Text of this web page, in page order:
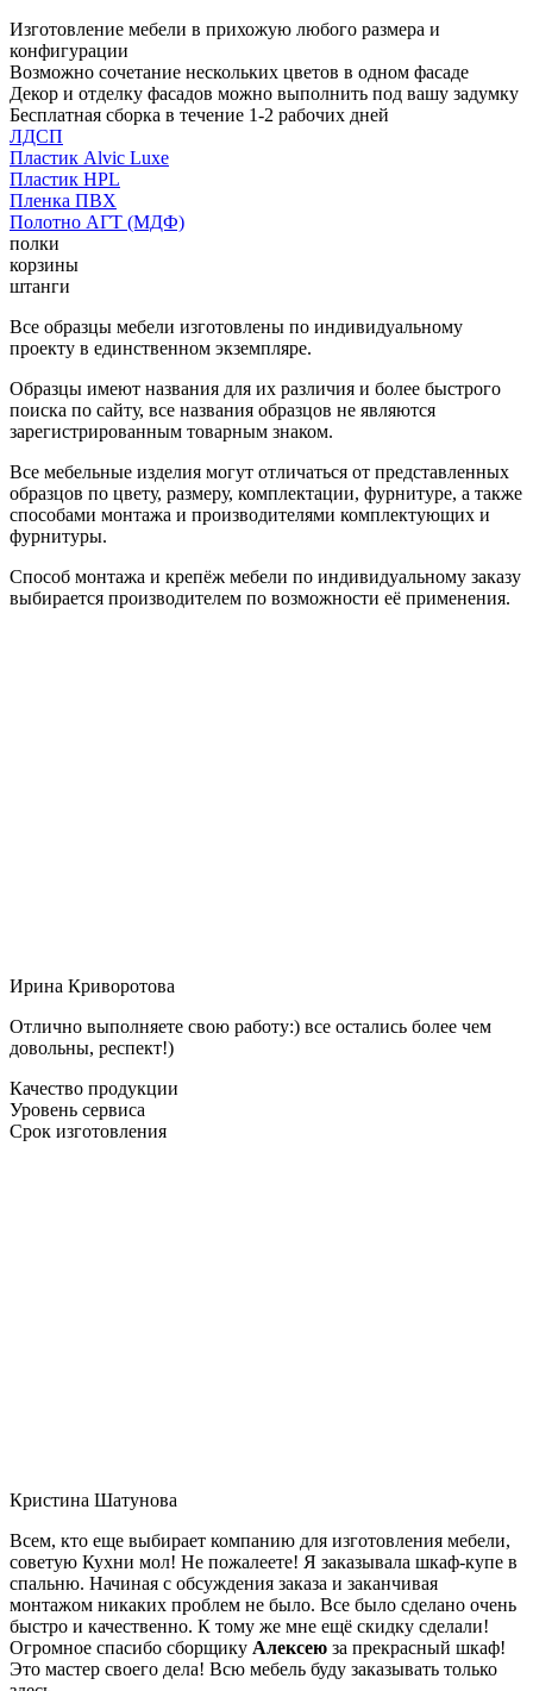
Изготовление мебели в прихожую любого размера и
конфигурации
Возможно сочетание нескольких цветов в одном фасаде
Декор и отделку фасадов можно выполнить под вашу задумку
Бесплатная сборка в течение 1-2 рабочих дней
ЛДСП
Пластик Alvic Luxe
Пластик HPL
Пленка ПВХ
Полотно АГТ (МДФ)
полки
корзины
штанги
Все образцы мебели изготовлены по индивидуальному
проекту в единственном экземпляре.
Образцы имеют названия для их различия и более быстрого
поиска по сайту, все названия образцов не являются
зарегистрированным товарным знаком.
Все мебельные изделия могут отличаться от представленных
образцов по цвету, размеру, комплектации, фурнитуре, а также
способами монтажа и производителями комплектующих и
фурнитуры.
Способ монтажа и крепёж мебели по индивидуальному заказу
выбирается производителем по возможности её применения.
Ирина Криворотова
Отлично выполняете свою работу:) все остались более чем
довольны, респект!)
Качество продукции
Уровень сервиса
Срок изготовления
Кристина Шатунова
Всем, кто еще выбирает компанию для изготовления мебели,
советую Кухни мол! Не пожалеете! Я заказывала шкаф-купе в
спальню. Начиная с обсуждения заказа и заканчивая
монтажом никаких проблем не было. Все было сделано очень
быстро и качественно. К тому же мне ещё скидку сделали!
Огромное спасибо сборщику Алексею за прекрасный шкаф!
Это мастер своего дела! Всю мебель буду заказывать только